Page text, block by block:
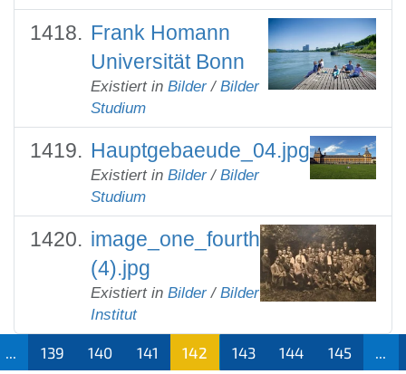
Frank Homann
Universität Bonn
Existiert in Bilder / Bilder
Studium
Hauptgebaeude_04.jpg
Existiert in Bilder / Bilder
Studium
image_one_fourth
(4).jpg
Existiert in Bilder / Bilder
Institut
139 140 141
142
143 144 145